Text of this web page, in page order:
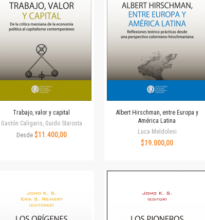
Universidad Virtual de Quilmes
Colecciones
Ideas de Educación Virtual
Unidad de Publicaciones del Departamento de Economía y Administración
Colecciones
Otros títulos
Series
Investigación
Unidad de Publicaciones del Departamento de Ciencias Sociales
Tesis Posgrado
Trabajo, valor y capital
Gastón Caligaris, Guido Starosta
Desde $11.400,00
Albert Hirschman, entre Europa y
América Latina
Luca Meldolesi
$19.000,00